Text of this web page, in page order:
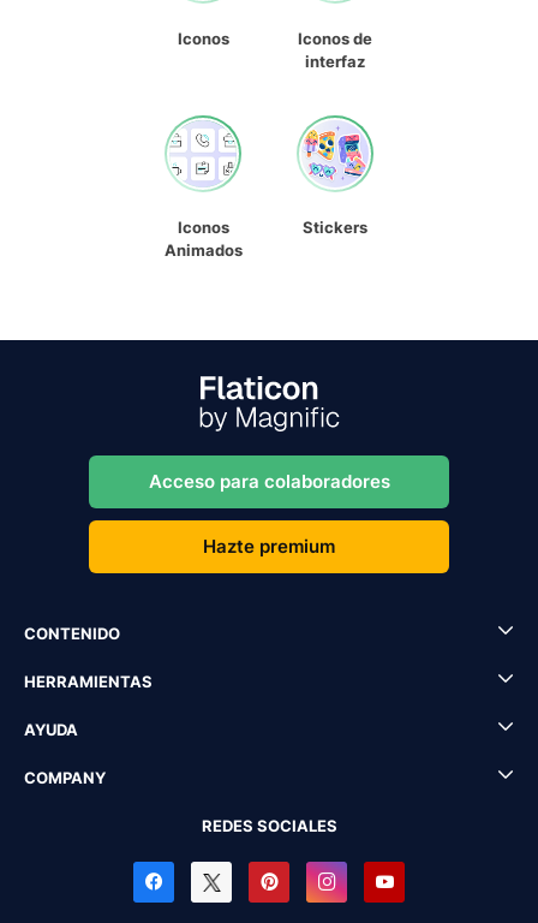
Iconos
Iconos de
interfaz
Iconos
Animados
Stickers
Acceso para colaboradores
Hazte premium
CONTENIDO
HERRAMIENTAS
AYUDA
COMPANY
REDES SOCIALES